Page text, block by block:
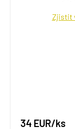
Zjistit
34 EUR/ks